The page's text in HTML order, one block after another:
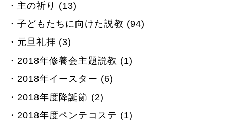
主の祈り (13)
子どもたちに向けた説教 (94)
元旦礼拝 (3)
2018年修養会主題説教 (1)
2018年イースター (6)
2018年度降誕節 (2)
2018年度ペンテコステ (1)